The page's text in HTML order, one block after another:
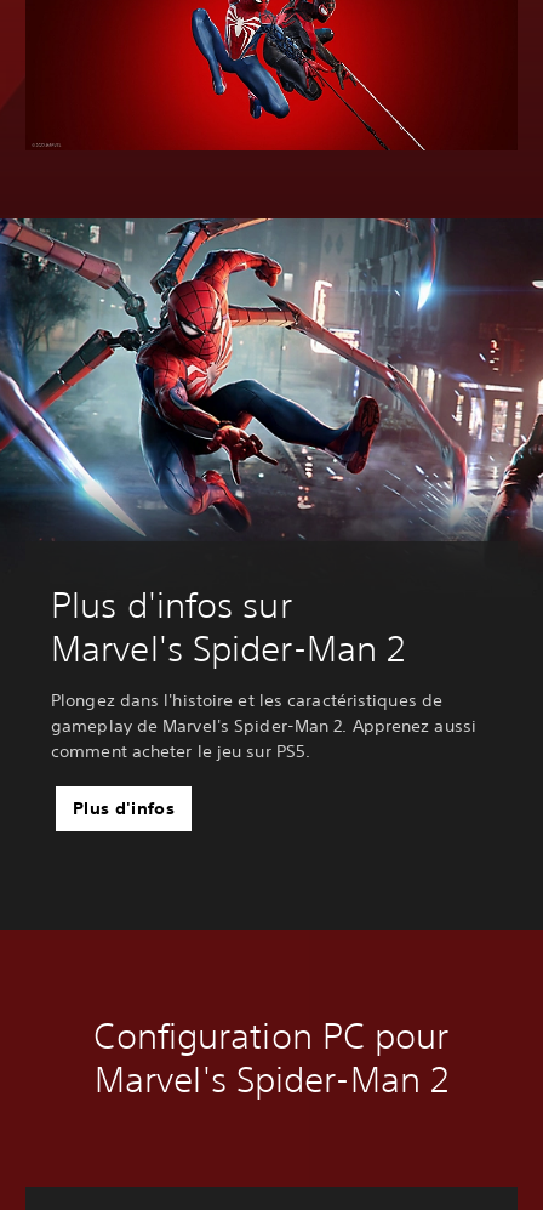
Plus d'infos sur
Marvel's Spider-Man 2
Plongez dans l'histoire et les caractéristiques de
gameplay de Marvel's Spider-Man 2. Apprenez aussi
comment acheter le jeu sur PS5.
Plus d'infos
Configuration PC pour
Marvel's Spider-Man 2